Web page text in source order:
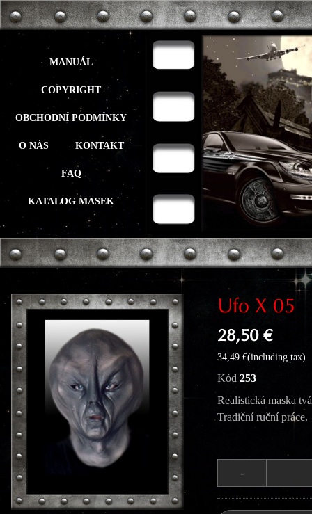
MANUÁL
COPYRIGHT
OBCHODNÍ PODMÍNKY
O NÁS KONTAKT
FAQ
KATALOG MASEK
Ufo X 05
28,50 €
34,49 €(including tax)
Kód 253
Realistická maska
Tradiční ruční práce.
-